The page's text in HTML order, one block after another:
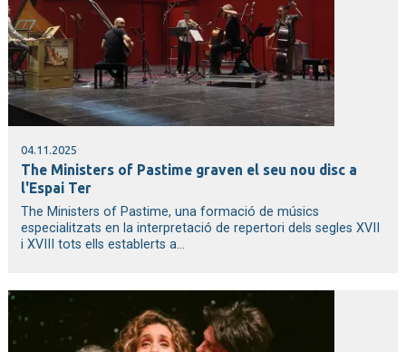
04.11.2025
The Ministers of Pastime graven el seu nou disc a
l'Espai Ter
The Ministers of Pastime, una formació de músics
especialitzats en la interpretació de repertori dels segles XVII
i XVIII tots ells establerts a...